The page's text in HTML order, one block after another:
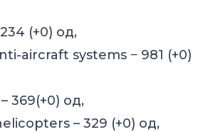
(+0) од,
aircraft systems ‒ 981 (+0)
369(+0) од,
– 329 (+0) од,